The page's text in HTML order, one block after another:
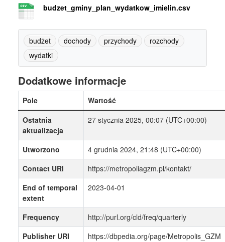
budzet_gminy_plan_wydatkow_imielin.csv
budżet dochody przychody
rozchody
wydatki
Dodatkowe informacje
Pole
Wartość
Ostatnia
aktualizacja
27 stycznia 2025, 00:07 (UTC+00:00)
Utworzono
4 grudnia 2024, 21:48 (UTC+00:00)
Contact URI
https://metropoliagzm.pl/kontakt/
End of temporal
extent
2023-04-01
Frequency
http://purl.org/cld/freq/quarterly
Publisher URI
https://dbpedia.org/page/Metropolis_GZM